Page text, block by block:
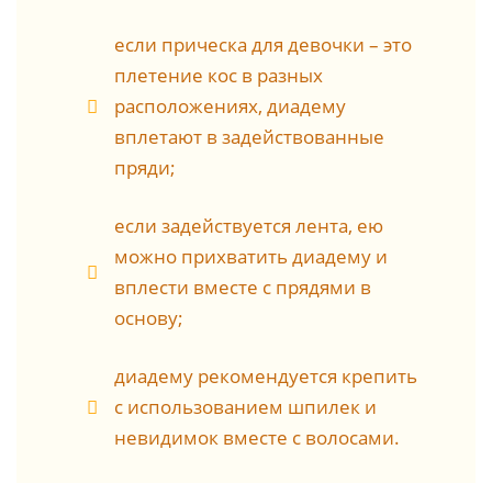
если прическа для девочки – это
плетение кос в разных
расположениях, диадему
вплетают в задействованные
пряди;
если задействуется лента, ею
можно прихватить диадему и
вплести вместе с прядями в
основу;
диадему рекомендуется крепить
с использованием шпилек и
невидимок вместе с волосами.